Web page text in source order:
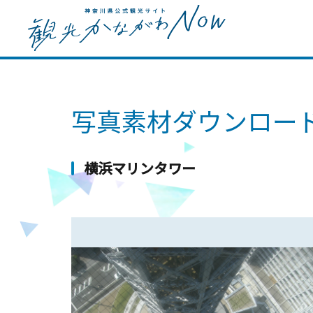
写真素材ダウンロー
横浜マリンタワー